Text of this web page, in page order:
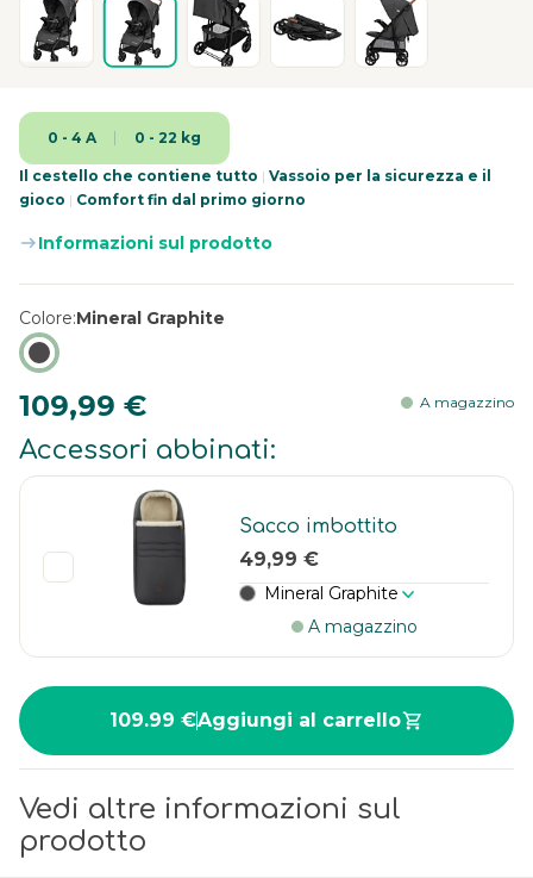
0 - 4 A 0 - 22 kg
Il cestello che contiene tutto | Vassoio per la sicurezza e il
gioco | Comfort fin dal primo giorno
Informazioni sul prodotto
Colore Mineral Graphite
109,99 € A magazzino
Accessori abbinati:
Sacco imbottito
49,99 €
Mineral Graphite
A magazzino
109.99 €Aggiungi al carrello
Vedi altre informazioni sul
prodotto